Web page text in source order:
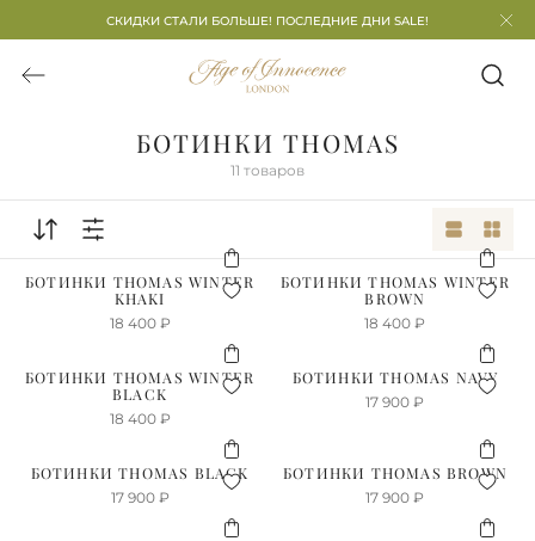
СКИДКИ СТАЛИ БОЛЬШЕ! ПОСЛЕДНИЕ ДНИ SALE!
БОТИНКИ THOMAS
11 товаров
БОТИНКИ THOMAS WINTER
KHAKI
18 400 ₽
БОТИНКИ THOMAS WINTER
BROWN
18 400 ₽
БОТИНКИ THOMAS WINTER
BLACK
18 400 ₽
БОТИНКИ THOMAS NAVY
17 900 ₽
БОТИНКИ THOMAS BLACK
17 900 ₽
БОТИНКИ THOMAS BROWN
17 900 ₽